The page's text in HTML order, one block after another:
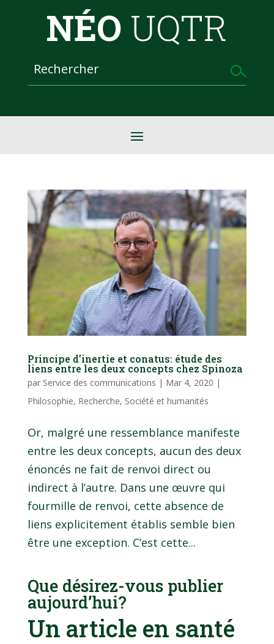
NÉO UQTR
Principe d’inertie et conatus: étude des
liens entre les deux concepts chez Spinoza
par Service des communications | Mar 4, 2020 |
Philosophie, Recherche, Société et humanités
Or, malgré une ressemblance manifeste
entre les deux concepts, aucun des deux
énoncés ne fait de renvoi direct ou
indirect à l’autre. Dans une œuvre qui
fourmille de renvoi, cette absence de
liens explicitement établis semble bien
être une exception. C’est cette...
Que désirez-vous publier
aujourd’hui?
Un article en santé